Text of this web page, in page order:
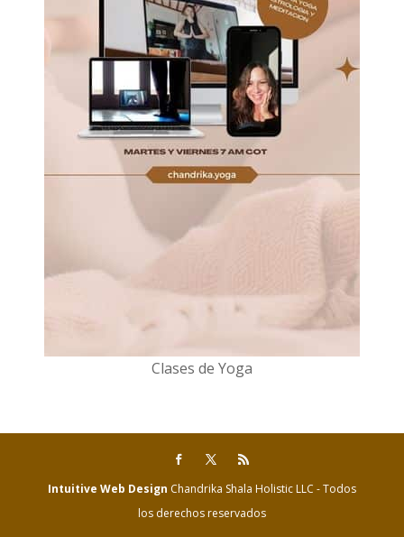
Clases de Yoga
Intuitive Web Design Chandrika Shala Holistic LLC - Todos
los derechos reservados